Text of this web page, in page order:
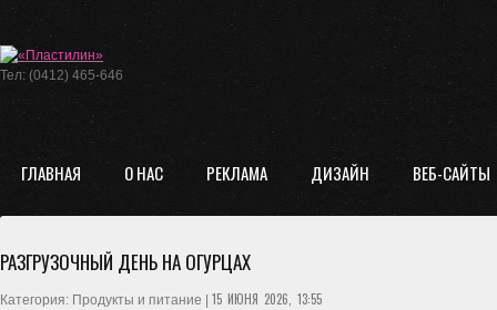
Тел: (0412) 465-646
ГЛАВНАЯ О НАС РЕКЛАМА ДИЗАЙН ВЕБ-САЙТЫ
РАЗГРУЗОЧНЫЙ ДЕНЬ НА ОГУРЦАХ
Категория: Продукты и питание | 15 ИЮНЯ 2026, 13:55